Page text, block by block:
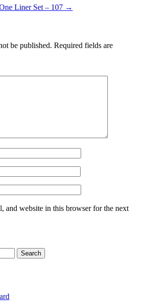
Liner Set – 107 →
be published. Required fields are
and website in this browser for the next